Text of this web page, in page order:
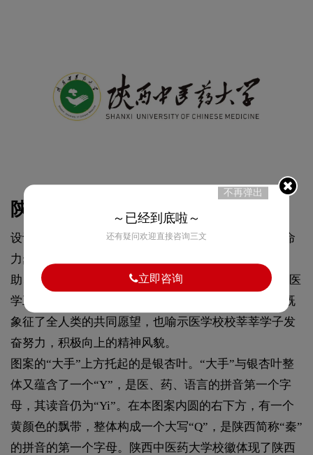
陕西中医药大学标志logo含义：
设计整体色彩以绿色烘托，代表了蒸蒸日上的强大生命
力;中心主体图案是一支有力的大手，寓意“支持、援
助、服务、关爱”，体现了人类社会的共同愿望，更是医
学工作的最终目的，同时，他也隐含了一只和平鸽，既
象征了全人类的共同愿望，也喻示医学校校莘莘学子发
奋努力，积极向上的精神风貌。
图案的“大手”上方托起的是银杏叶。“大手”与银杏叶整
体又蕴含了一个“Y”，是医、药、语言的拼音第一个字
母，其读音仍为“Yi”。在本图案内圆的右下方，有一个
黄颜色的飘带，整体构成一个大写“Q”，是陕西简称“秦”
的拼音的第一个字母。陕西中医药大学校徽体现了陕西
不再弹出
～已经到底啦～
还有疑问欢迎直接咨询三文
立即咨询